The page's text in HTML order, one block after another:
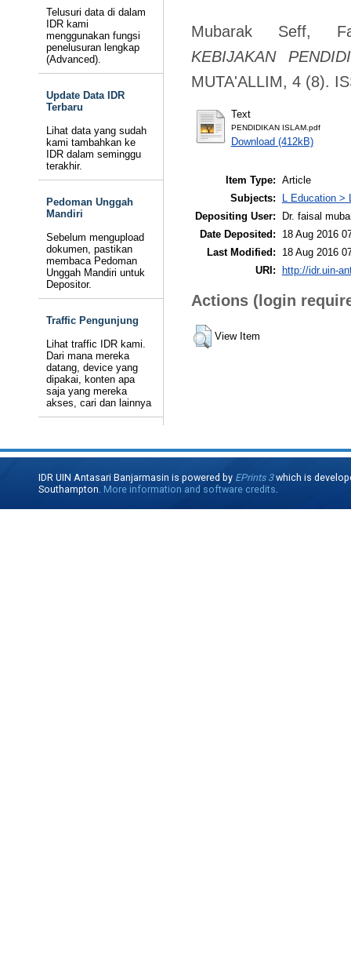
Telusuri data di dalam
IDR kami
menggunakan fungsi
penelusuran lengkap
(Advanced).
Update Data IDR
Terbaru
Lihat data yang sudah
kami tambahkan ke
IDR dalam seminggu
terakhir.
Pedoman Unggah
Mandiri
Sebelum mengupload
dokumen, pastikan
membaca Pedoman
Unggah Mandiri untuk
Depositor.
Traffic Pengunjung
Lihat traffic IDR kami.
Dari mana mereka
datang, device yang
dipakai, konten apa
saja yang mereka
akses, cari dan lainnya
Mubarak Seff,
KEBIJAKAN
MUTA'ALLIM, 4 (8).
Text
PENDIDIKAN ISLAM.pdf
Download (412kB)
Item Type: Article
Subjects:
L Education
Depositing User:
Dr. faisal
Date Deposited:
18 Aug 2016
Last Modified:
18 Aug 2016
URI:
http://idr.uin-
Actions (login
View Item
IDR UIN Antasari Banjarmasin is powered by EPrints 3which is
Southampton. More information and software credits.